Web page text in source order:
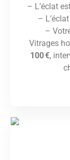
– L’éclat
–
–
Vitrages
100 €,